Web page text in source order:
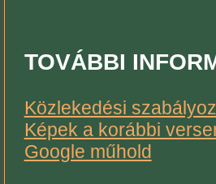
TOVÁBBI
Közlekedési
Képek a korábbi
Google műhold